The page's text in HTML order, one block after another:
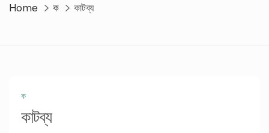
Home ক কাটব্য
ক
কাটব্য